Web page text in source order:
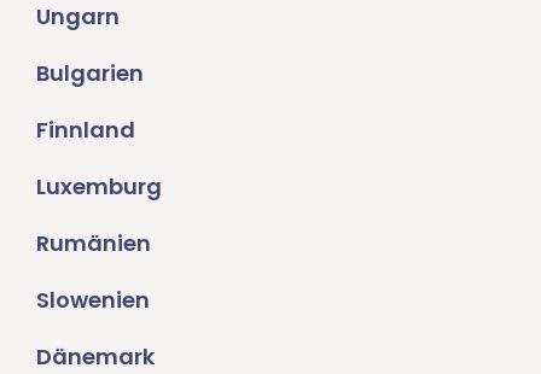
Ungarn
Bulgarien
Finnland
Luxemburg
Rumänien
Slowenien
Dänemark